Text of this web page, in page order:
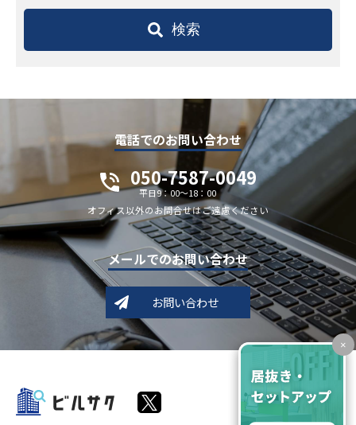
×
検索
電話でのお問い合わせ
050-7587-0049
平日9：00～18：00
オフィス以外のお問合せはご遠慮ください
メールでのお問い合わせ
お問い合わせ